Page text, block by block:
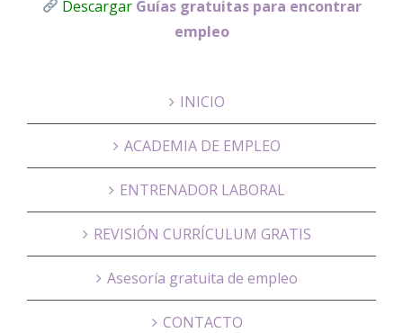
Descargar Guías gratuitas para encontrar
empleo
INICIO
ACADEMIA DE EMPLEO
ENTRENADOR LABORAL
REVISIÓN CURRÍCULUM GRATIS
Asesoría gratuita de empleo
CONTACTO